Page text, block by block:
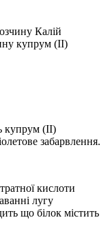
Калій
купрум (ІІ)
купрум (ІІ)
забарвлення.
кислоти
лугу
що білок містить